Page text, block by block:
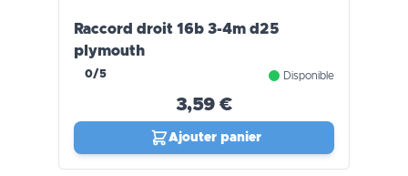
Raccord droit 16b 3-4m d25
plymouth
0/5 Disponible
3,59 €
Ajouter panier